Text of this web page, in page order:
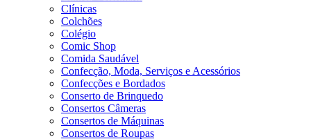
Clínicas
Colchões
Colégio
Comic Shop
Comida Saudável
Confecção, Moda, Serviços e Acessórios
Confecções e Bordados
Conserto de Brinquedo
Consertos Câmeras
Consertos de Máquinas
Consertos de Roupas